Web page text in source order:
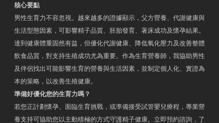
核心要點
男性生育力不容忽視。越來越多的證據顯示，父方營養、代謝健康與
生活型態因素，可影響精子品質、胚胎發育、著床成功及懷孕結果。
達到健康體重固然有益，但優化代謝健康、降低氧化壓力及改善整體
飲食品質，對支持生殖成功尤為重要。作為生育營養師，我協助男性
及伴侶找出可能影響生育的營養與生活因素，並制定個人化、實證為
本的策略，以改善生殖健康。
準備好優化您的生育力嗎？
若您正計劃懷孕、面臨生育挑戰，或準備接受試管嬰兒療程，專業營
養支持可協助您以主動積極的方式守護精子健康。立即預約諮詢，了